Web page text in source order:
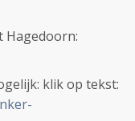
Hagedoorn:
klik op tekst: